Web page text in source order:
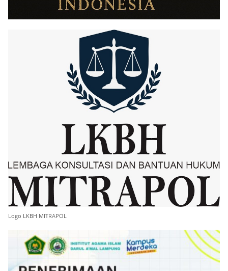
Logo LKBH MITRAPOL